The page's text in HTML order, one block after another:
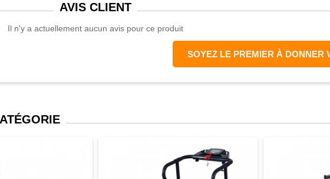
AVISCLIENT
Il n'y a actuellement aucun avis pour ce produit
SOYEZ LE PREMIER À DONNER